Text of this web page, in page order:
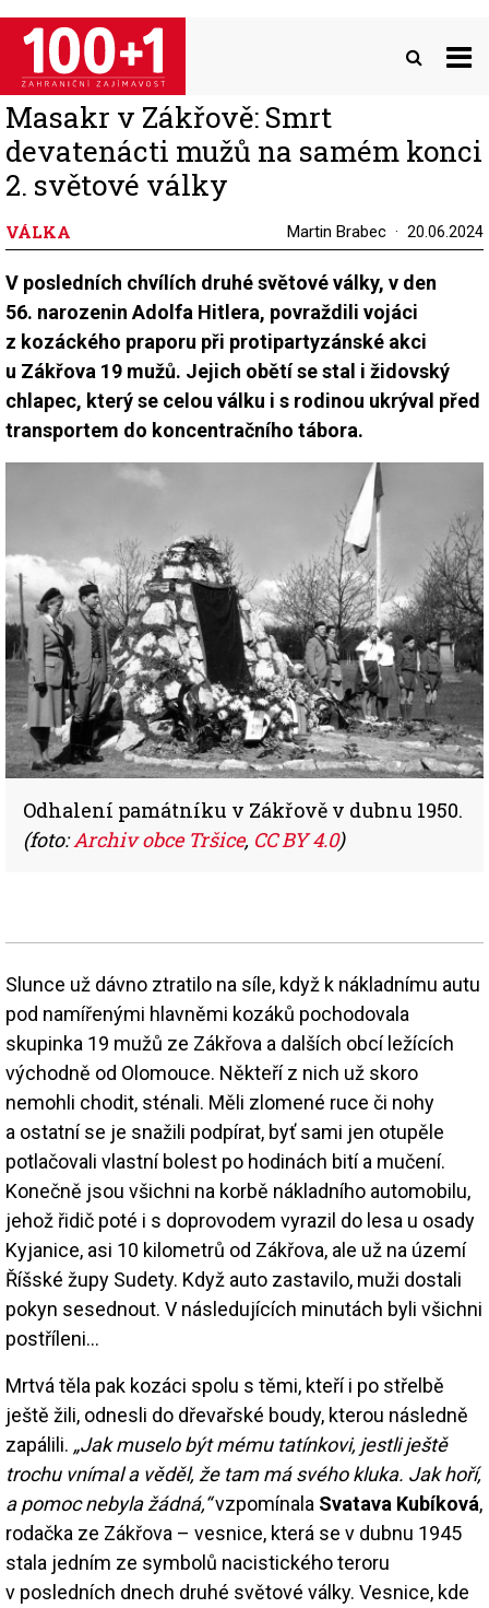
Přejít
hlavnímu
obsahu
Masakr v Zákřově: Smrt
devatenácti mužů na samém konci
2. světové války
VÁLKA Martin Brabec 20.06.2024
V posledních chvílích druhé světové války, v den
56. narozenin Adolfa Hitlera, povraždili vojáci
z kozáckého praporu při protipartyzánské akci
u Zákřova 19 mužů. Jejich obětí se stal i židovský
chlapec, který se celou válku i s rodinou ukrýval před
transportem do koncentračního tábora.
Odhalení památníku v Zákřově v dubnu 1950.
(foto:Archiv obce Tršice, CC BY 4.0)
Slunce už dávno ztratilo na síle, když k nákladnímu autu
pod namířenými hlavněmi kozáků pochodovala
skupinka 19 mužů ze Zákřova a dalších obcí ležících
východně od Olomouce. Někteří z nich už skoro
nemohli chodit, sténali. Měli zlomené ruce či nohy
a ostatní se je snažili podpírat, byť sami jen otupěle
potlačovali vlastní bolest po hodinách bití a mučení.
Konečně jsou všichni na korbě nákladního automobilu,
jehož řidič poté i s doprovodem vyrazil do lesa u osady
Kyjanice, asi 10 kilometrů od Zákřova, ale už na území
Říšské župy Sudety. Když auto zastavilo, muži dostali
pokyn sesednout. V následujících minutách byli všichni
postříleni…
Mrtvá těla pak kozáci spolu s těmi, kteří i po střelbě
ještě žili, odnesli do dřevařské boudy, kterou následně
zapálili. „Jak muselo být mému tatínkovi, jestli ještě
trochu vnímal a věděl, že tam má svého kluka. Jak hoří,
a pomoc nebyla žádná,“vzpomínala Svatava Kubíková,
rodačka ze Zákřova – vesnice, která se v dubnu 1945
stala jedním ze symbolů nacistického teroru
v posledních dnech druhé světové války. Vesnice, kde